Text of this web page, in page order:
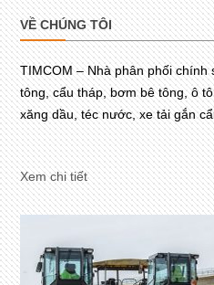
VỀ CHÚNG TÔI
TIMCOM – Nhà phân phối chính
tông, cẩu tháp, bơm bê tông, ô
xăng dầu, téc nước, xe tải gắn
Xem chi tiết